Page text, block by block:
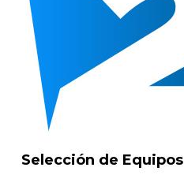
Selección de Equipos